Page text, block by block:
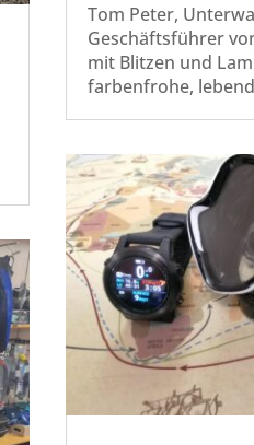
Tom Peter,
Geschäftsführer
mit Blitzen und
farbenfrohe,